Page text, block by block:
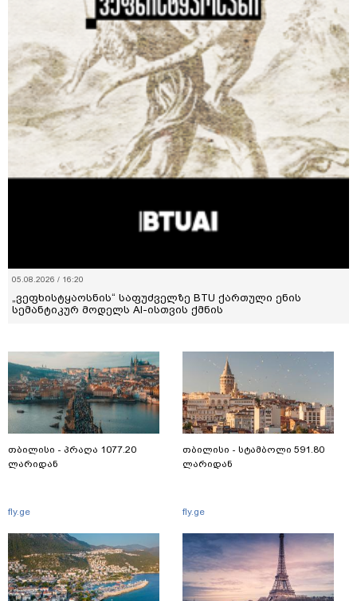
05.08.2026 / 16:20
„ვეფხისტყაოსნის“ საფუძველზე BTU ქართული ენის
სემანტიკურ მოდელს AI-ისთვის ქმნის
თბილისი - პრაღა 1077.20
ლარიდან
fly.ge
თბილისი - სტამბოლი 591.80
ლარიდან
fly.ge